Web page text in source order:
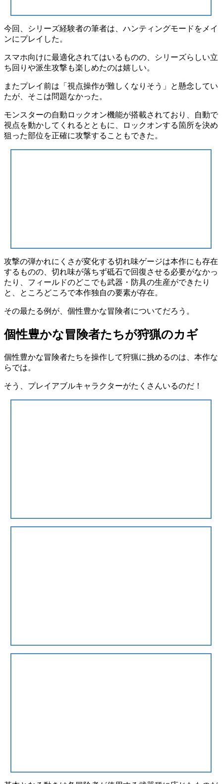
今回、シリーズ経験者の筆者は、ハンティングモードをメイ
ンにプレイした。
スマホ向けに最適化されてはいるものの、
シリーズらしい立
ち回りや派生攻撃も楽しめたのは嬉しい。
またプレイ前は「視点操作が難しくなりそう」と懸念してい
たが、そこは問題なかった。
モンスターの自動ロックオン機能が搭載されており、自動で
視点を動かしてくれるとともに、ロックオンする箇所を決め
狙った部位を正確に攻撃することもできた。
攻撃の弾かれにくさが変化する切れ味ゲージは本作にも存在
するものの、切れ味が落ちず砥石で回復させる必要がなかっ
たり
フィールドのどこでも武器・防具の生産ができたり
と、ところどころで本作独自の要素が存在。
その最たる例が、 個性豊かな冒険者についてだろう。
個性豊かな冒険者たちが狩猟のカギ
個性豊かな冒険者たちを操作して狩猟に挑めるのは、本作な
らでは。
そう、 プレイアブルキャラクターがたくさんいるのだ！